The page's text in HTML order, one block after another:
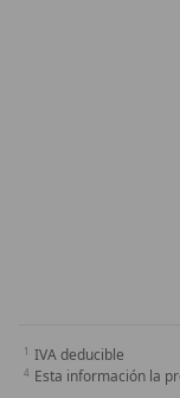
IVA deducible
Esta información la